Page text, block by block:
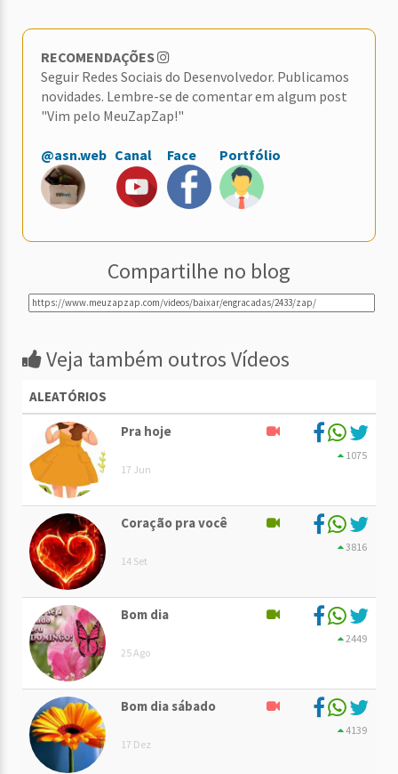
RECOMENDAÇÕES
Seguir Redes Sociais do Desenvolvedor. Publicamos
novidades. Lembre-se de comentar em algum post
"Vim pelo MeuZapZap!"
@asn.web Canal Face Portfólio
Compartilhe no blog
Veja também outros Vídeos
ALEATÓRIOS
Pra hoje
17 Jun
1075
Coração pra você
14 Set
3816
Bom dia
25 Ago
2449
Bom dia sábado
17 Dez
4139